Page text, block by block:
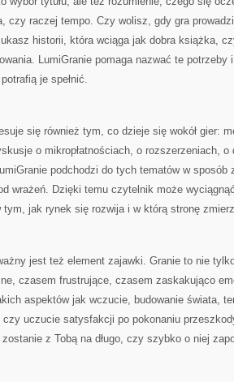
czy raczej tempo. Czy wolisz, gdy gra
historii, która wciąga jak dobra książka,
LumiGranie pomaga nazwać te potrzeby
je spełnić.
się również tym, co dzieje się wokół gier:
o mikropłatnościach, o rozszerzeniach,
podchodzi do tych tematów w sposób
wrażeń. Dzięki temu czytelnik może
tym, jak rynek się rozwija i w którą stronę
jest też element zajawki. Granie to nie
czasem frustrujące, czasem zaskakująco
aspektów jak wczucie, budowanie świata,
czy uczucie satysfakcji po pokonaniu
z Tobą na długo, czy szybko o niej